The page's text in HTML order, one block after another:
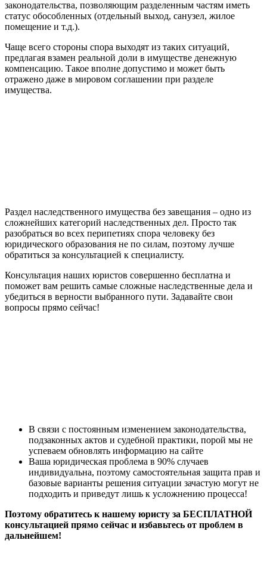
законодательства, позволяющим разделенным частям иметь
статус обособленных (отдельный выход, санузел, жилое
помещение и т.д.).
Чаще всего стороны спора выходят из таких ситуаций,
предлагая взамен реальной доли в имуществе денежную
компенсацию. Такое вполне допустимо и может быть
отражено даже в мировом соглашении при разделе
имущества.
Раздел наследственного имущества без завещания – одно из
сложнейших категорий наследственных дел. Просто так
разобраться во всех перипетиях спора человеку без
юридического образования не по силам, поэтому лучше
обратиться за консультацией к специалисту.
Консультация наших юристов совершенно бесплатна и
поможет вам решить самые сложные наследственные дела и
убедиться в верности выбранного пути. Задавайте свои
вопросы прямо сейчас!
В связи с постоянным изменением законодательства,
подзаконных актов и судебной практики, порой мы не
успеваем обновлять информацию на сайте
Ваша юридическая проблема в 90% случаев
индивидуальна, поэтому самостоятельная защита прав и
базовые варианты решения ситуации зачастую могут не
подходить и приведут лишь к усложнению процесса!
Поэтому обратитесь к нашему юристу за БЕСПЛАТНОЙ
консультацией прямо сейчас и избавьтесь от проблем в
дальнейшем!